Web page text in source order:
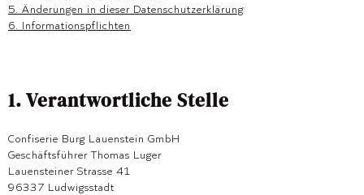
5. Änderungen in dieser Datenschutzerklärung
6. Informationspflichten
1. Verantwortliche Stelle
Confiserie Burg Lauenstein GmbH
Geschäftsführer Thomas Luger
Lauensteiner Strasse 41
96337 Ludwigsstadt